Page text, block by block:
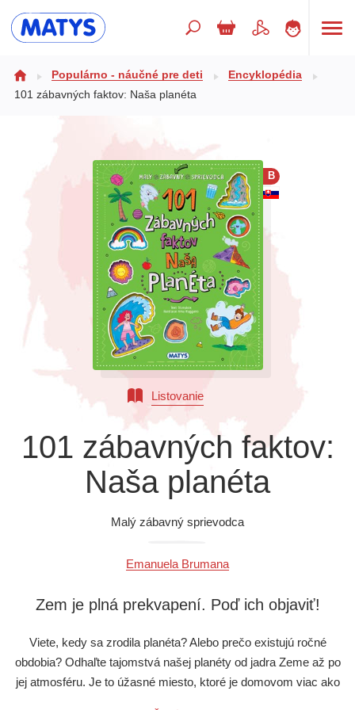
Doplnkový sortiment
Populárno - náučné pre deti
Výchova a pedagogika
Všetky kategórie
Populárno - náučné pre deti
Encyklopédia
101 zábavných faktov: Naša planéta
B
Listovanie
101 zábavných faktov:
Naša planéta
Malý zábavný sprievodca
Emanuela Brumana
Zem je plná prekvapení. Poď ich objaviť!
Viete, kedy sa zrodila planéta? Alebo prečo existujú ročné
obdobia? Odhaľte tajomstvá našej planéty od jadra Zeme až po
jej atmosféru. Je to úžasné miesto, ktoré je domovom viac ako